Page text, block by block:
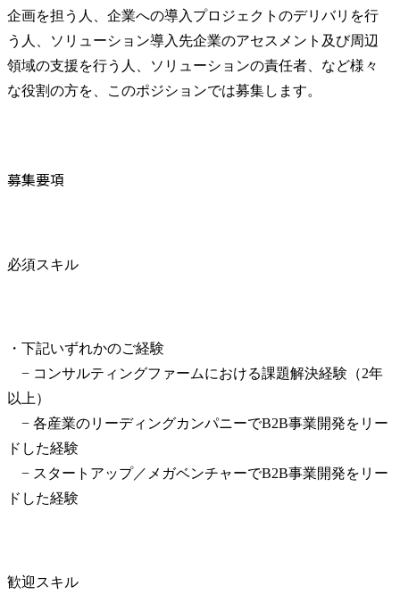
企画を担う人、企業への導入プロジェクトのデリバリを行
う人、ソリューション導入先企業のアセスメント及び周辺
領域の支援を行う人、ソリューションの責任者、など様々
な役割の方を、このポジションでは募集します。
募集要項
必須スキル
・下記いずれかのご経験
− コンサルティングファームにおける課題解決経験（2年
以上）
− 各産業のリーディングカンパニーでB2B事業開発をリー
ドした経験
− スタートアップ／メガベンチャーでB2B事業開発をリー
ドした経験
歓迎スキル